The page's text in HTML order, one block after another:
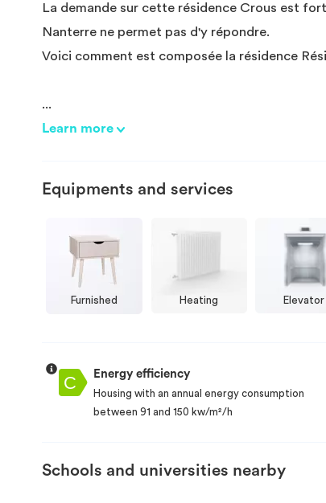
La demande sur cette résidence Crous est
Nanterre ne permet pas d'y répondre.
Voici comment est composée la résidence
...
Learn more
Equipments and services
Furnished Heating Elevator
Energy efficiency
Housing with an annual energy consumption
between 91 and 150 kw/m²/h
Schools and universities nearby